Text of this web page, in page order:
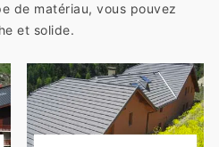
de matériau, vous pouvez
et solide.